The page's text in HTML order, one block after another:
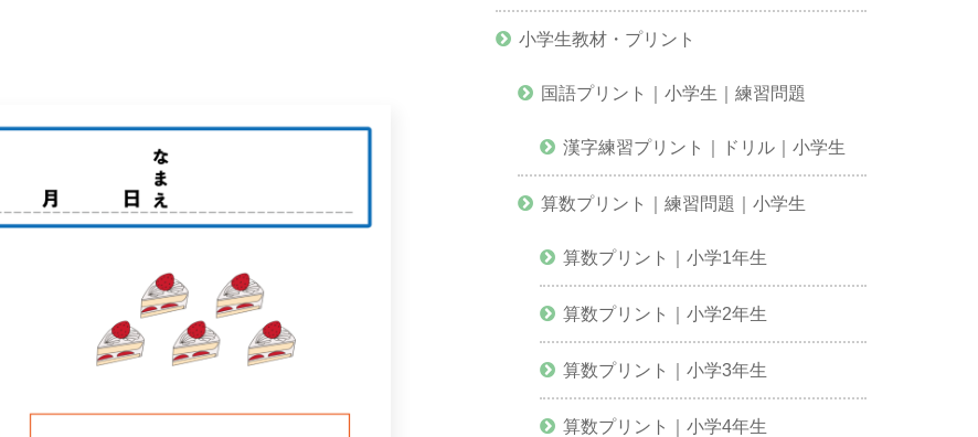
小学生教材・プリント
国語プリント｜小学生｜練習問題
漢字練習プリント｜ドリル｜小学生
算数プリント｜練習問題｜小学生
算数プリント｜小学1年生
算数プリント｜小学2年生
算数プリント｜小学3年生
算数プリント｜小学4年生